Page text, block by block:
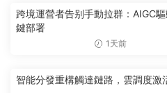
跨境運營者告别手動拉群：AIGC
鍵部署
1天前
智能分發重構觸達鏈路，雲調度激